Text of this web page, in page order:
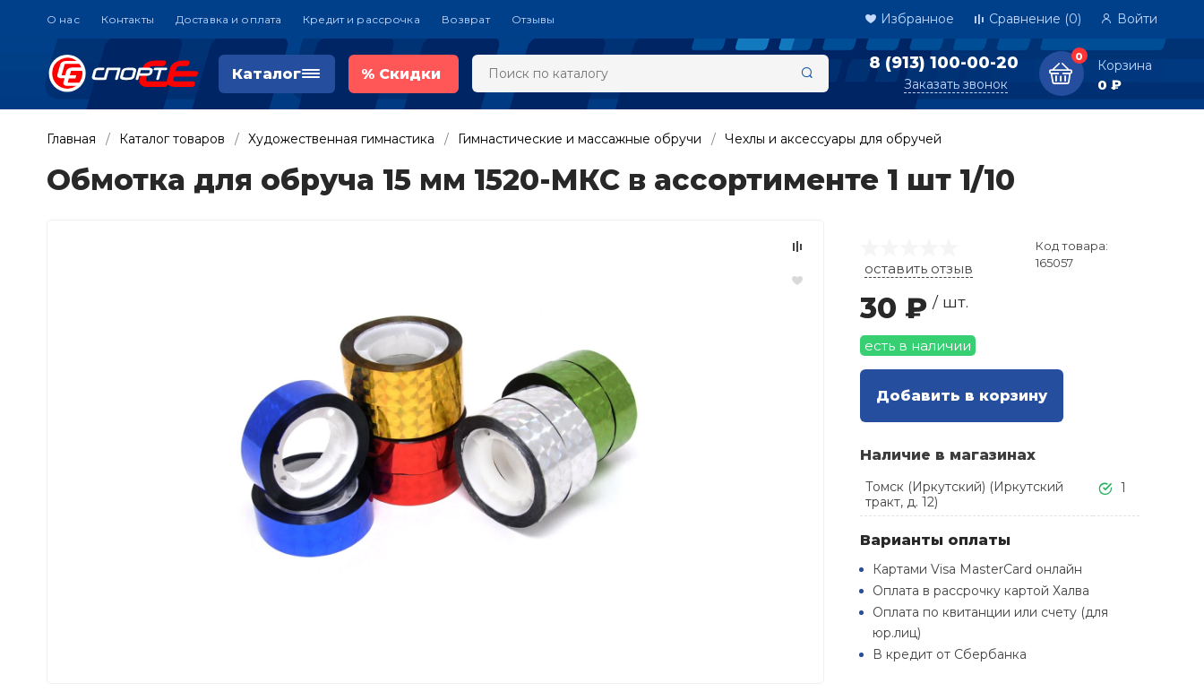
О нас Контакты Доставка и оплата Кредит и рассрочка Возврат Отзывы Избранное Сравнение (0) Войти
Каталог % Скидки
8 (913) 100-00-20
Заказать звонок
0
Корзина
0 ₽
Главная Каталог товаров Художественная гимнастика Гимнастические и массажные обручи Чехлы и аксессуары для обручей
Обмотка для обруча 15 мм 1520-МКС в ассортименте 1 шт 1/10
оставить отзыв
Код товара:
165057
30 ₽ / шт.
есть в наличии
Добавить в корзину
Наличие в магазинах
Томск (Иркутский) (Иркутский
тракт, д. 12)
1
Варианты оплаты
Картами Visa MasterCard онлайн
Оплата в рассрочку картой Халва
Оплата по квитанции или счету (для
юр.лиц)
В кредит от Сбербанка